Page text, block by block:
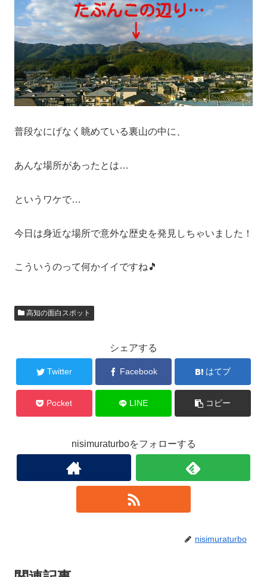
普段なにげなく眺めている裏山の中に、
あんな場所があったとは…
というワケで…
今日は身近な場所で意外な歴史を発見しちゃいました！
こういうのって何かイイですね🎵
高知の面白スポット
シェアする
Twitter Facebook はてブ
Pocket LINE コピー
nisimuraturboをフォローする
nisimuraturbo